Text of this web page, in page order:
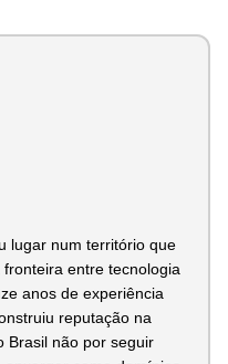
lugar num território que
entre tecnologia
anos de experiência
reputação na
Brasil não por seguir